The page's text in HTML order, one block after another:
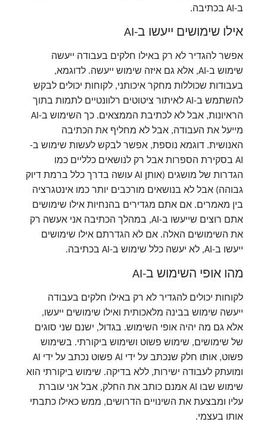
ב-AI בכתיבה.
אילו שימושים ייעשו ב-AI
אפשר להגדיר לא רק באילו חלקים בעבודה ייעשה
שימוש ב-AI, אלא גם איזה שימוש ייעשה. לדוגמא,
בעבודות שכוללות מחקר איכותני, לקוחות יכולים לבקש
להשתמש ב-AI לאיתור ציטוטים רלוונטיים לתמות בתוך
הראיונות, אבל לא לכתיבת הממצאים. כך השימוש ב-AI
מייעל את העבודה, אבל לא מחליף את הכתיבה
האנושית. דוגמא נוספת, אפשר לבקש לעשות שימוש ב-
AI בסקירת הספרות אבל רק לנושאים כלליים כמו
הגדרות של מושגים (אותן AI עושה בדרך כלל ברמת דיוק
גבוהה) אבל לא בנושאים מורכבים יותר כמו אינטגרציה
בין מאמרים. אם אתם מגדירים בהנחיות אילו שימושים
אתם רוצים שייעשו ב-AI, במהלך הכתיבה אני אעשה רק
את השימושים האלה. אם לא הגדרתם אילו שימושים
ייעשו ב-AI, לא יעשה כלל שימוש ב-AI בכתיבה.
מהו אופי השימוש ב-AI
לקוחות יכולים להגדיר לא רק באילו חלקים בעבודה
ייעשה שימוש בבינה מלאכותית ואילו שימושים ייעשו,
אלא גם מה יהיה אופי השימוש. בגדול, ישנם שני סוגים
של שימושים, שימוש פשוט ושימוש ביקורתי. בשימוש
פשוט, אותו חלק שנכתב על ידי AI פשוט נכתב על ידי AI
ומועתק לעבודה ישירות, ללא בדיקה. שימוש ביקורתי הוא
שימוש שבו AI אמנם כותב את החלק, אבל אני עוברת
עליו ומבצעת את השינויים הדרושים, ממש כאילו כתבתי
אותו בעצמי.